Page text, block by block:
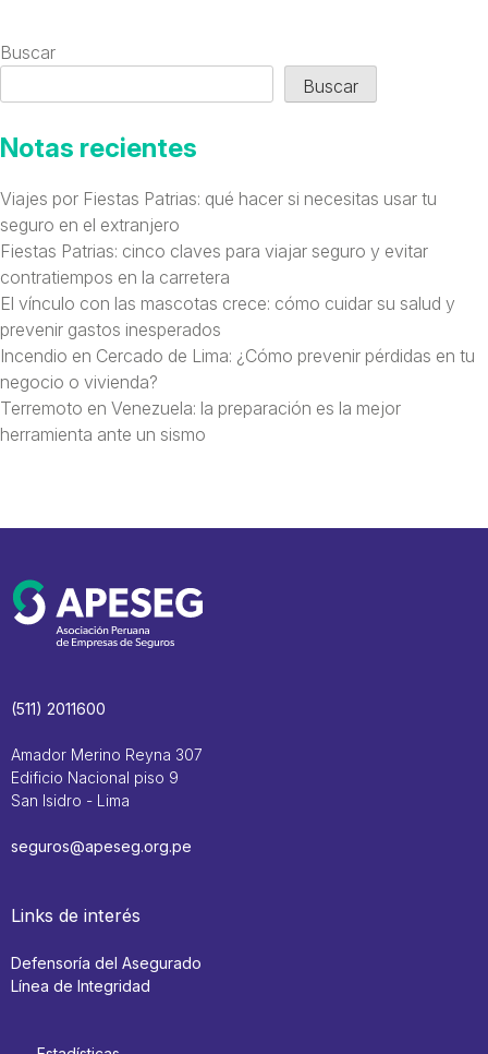
Buscar
Buscar
Notas recientes
Viajes por Fiestas Patrias: qué hacer si necesitas usar tu
seguro en el extranjero
Fiestas Patrias: cinco claves para viajar seguro y evitar
contratiempos en la carretera
El vínculo con las mascotas crece: cómo cuidar su salud y
prevenir gastos inesperados
Incendio en Cercado de Lima: ¿Cómo prevenir pérdidas en tu
negocio o vivienda?
Terremoto en Venezuela: la preparación es la mejor
herramienta ante un sismo
(511) 2011600
Amador Merino Reyna 307
Edificio Nacional piso 9
San Isidro - Lima
seguros@apeseg.org.pe
Links de interés
Defensoría del Asegurado
Línea de Integridad